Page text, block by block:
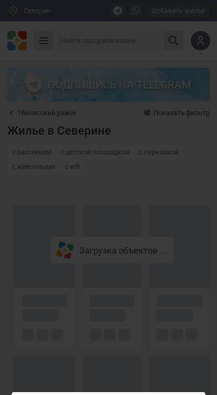
Северин Добавить жилье
ПОДПИШИСЬ НА TELEGRAM
Тбилисский район Показать фильтр
Жилье в Северине
с бассейном с детской площадкой
с парковкой
с животными
с wifi
Загрузка объектов ...